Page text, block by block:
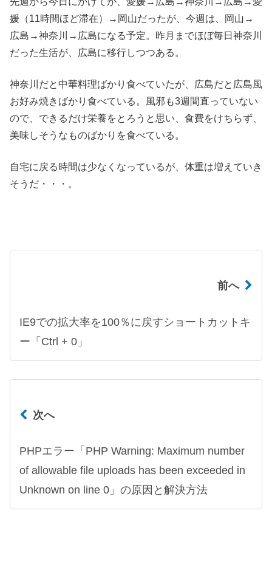
媛（11時間ほど滞在）→岡山だったが、今週は、岡山→
広島→神奈川→広島になる予定。昨月までほぼ毎日神奈川
だった生活が、広島に移行しつつある。
神奈川だと中華料理ばかり食べていたが、広島だと広島風
お好み焼きばかり食べている。風邪も3週間直っていない
ので、できるだけ栄養をとろうと思い、食費をけちらず、
美味しそうなものばかりを食べている。
自宅に戻る時間は少なくなっているが、体重は増えていき
そうだ・・・。
前へ
IE9での拡大率を100％に戻すショートカットキ
ー「Ctrl + 0」
次へ
PHPエラー「PHP Warning: Maximum number
of allowable file uploads has been exceeded in
Unknown on line 0」の原因と解決方法